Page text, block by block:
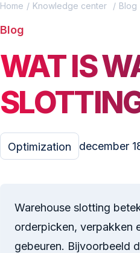
Home Knowledge center Blog
Blog
WAT IS
Optimization december
Warehouse slotting
orderpicken, verpakken
gebeuren. Bijvoorbeeld